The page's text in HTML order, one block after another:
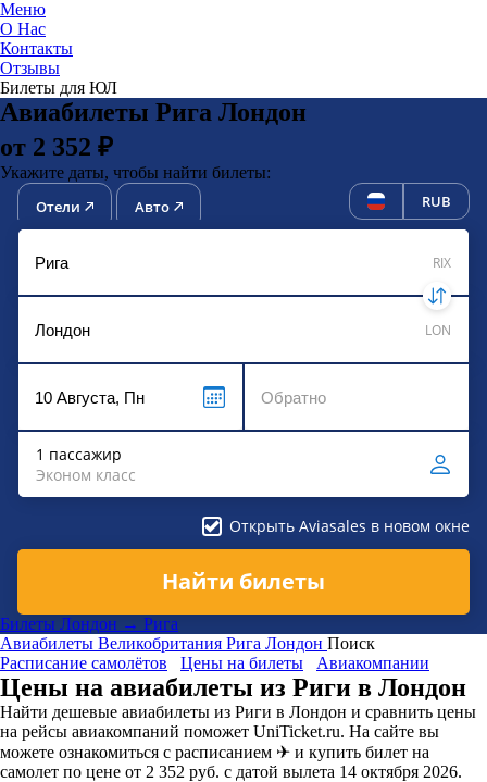
Меню
О Нас
Контакты
Отзывы
Билеты для ЮЛ
Авиабилеты Рига Лондон
от 2 352 ₽
Укажите даты, чтобы найти билеты:
Отели Авто RUB
RIX
LON
1 пассажир
Эконом класс
Открыть Aviasales в новом окне
Найти билеты
Билеты Лондон → Рига
Авиабилеты Великобритания Рига Лондон Поиск
Расписание самолётов
Цены на билеты Авиакомпании
Цены на авиабилеты из Риги в Лондон
Найти дешевые авиабилеты из Риги в Лондон и сравнить цены
на рейсы авиакомпаний поможет UniTicket.ru. На сайте вы
можете ознакомиться с расписанием ✈ и купить билет на
самолет по цене от 2 352 руб. с датой вылета 14 октября 2026.